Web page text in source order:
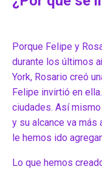
Porque Felipe y
durante los últimos
York, Rosario creó
Felipe invirtió en
ciudades. Así
y su alcance va
le hemos ido
Lo que hemos